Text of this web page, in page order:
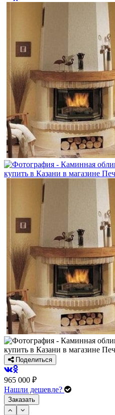
Поделиться
965 000 ₽
Нашли дешевле?
Заказать